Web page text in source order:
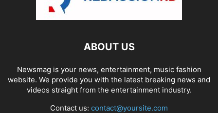
ABOUT US
Newsmag is your news, entertainment, music fashion
website. We provide you with the latest breaking news and
videos straight from the entertainment industry.
Contact us: contact@yoursite.com